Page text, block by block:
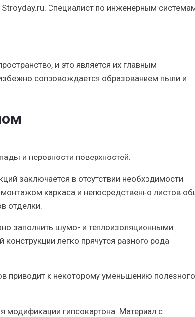
Stroyday.ru. Специалист по инженерным
и это является их главным
сопровождается образованием пыли и
и неровности поверхностей.
заключается в отсутствии необходимости
каркаса и непосредственно листов
отделки.
заполнить шумо- и теплоизоляционными
легко прячутся разного рода
приводит к некоторому уменьшению полезного
модификации гипсокартона. Материал с